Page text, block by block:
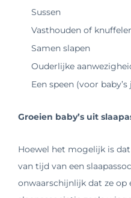
Sussen
Vasthouden of
Samen slapen
Ouderlijke
Een speen (voor
Groeien baby’s uit
Hoewel het mogelijk is
van tijd van een
onwaarschijnlijk dat ze op